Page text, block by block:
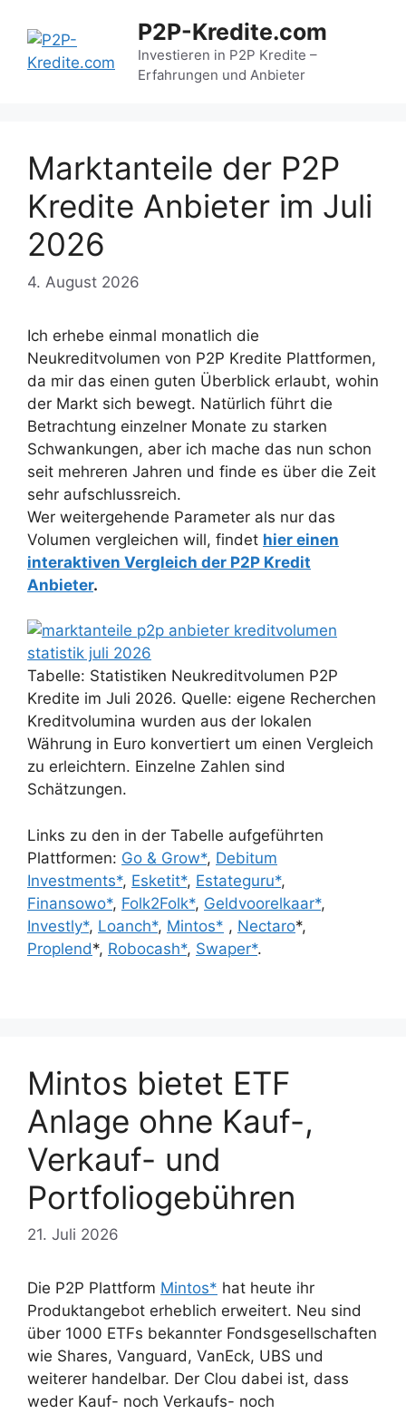
Inhalt
springen
P2P-Kredite.com
Investieren in P2P Kredite –
Erfahrungen und Anbieter
Marktanteile der P2P
Kredite Anbieter im Juli
2026
4. August 2026
Ich erhebe einmal monatlich die
Neukreditvolumen von P2P Kredite Plattformen,
da mir das einen guten Überblick erlaubt, wohin
der Markt sich bewegt. Natürlich führt die
Betrachtung einzelner Monate zu starken
Schwankungen, aber ich mache das nun schon
seit mehreren Jahren und finde es über die Zeit
sehr aufschlussreich.
Wer weitergehende Parameter als nur das
Volumen vergleichen will, findet hier einen
interaktiven Vergleich der P2P Kredit
Anbieter.
Tabelle: Statistiken Neukreditvolumen P2P
Kredite im Juli 2026. Quelle: eigene Recherchen
Kreditvolumina wurden aus der lokalen
Währung in Euro konvertiert um einen Vergleich
zu erleichtern. Einzelne Zahlen sind
Schätzungen.
Links zu den in der Tabelle aufgeführten
Plattformen: Go & Grow*, Debitum
Investments*, Esketit*, Estateguru*,
Finansowo*, Folk2Folk*, Geldvoorelkaar*,
Investly*, Loanch*, Mintos* , Nectaro*,
Proplend*, Robocash*, Swaper*.
Mintos bietet ETF
Anlage ohne Kauf-,
Verkauf- und
Portfoliogebühren
21. Juli 2026
Die P2P Plattform Mintos* hat heute ihr
Produktangebot erheblich erweitert. Neu sind
über 1000 ETFs bekannter Fondsgesellschaften
wie Shares, Vanguard, VanEck, UBS und
weiterer handelbar. Der Clou dabei ist, dass
weder Kauf- noch Verkaufs- noch